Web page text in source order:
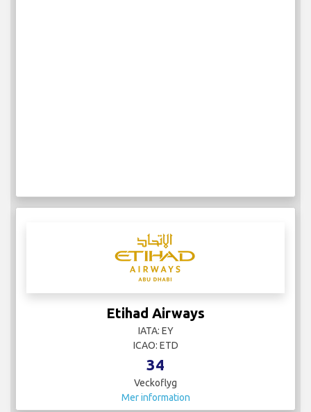
Etihad Airways
IATA: EY
ICAO: ETD
34
Veckoflyg
Mer information